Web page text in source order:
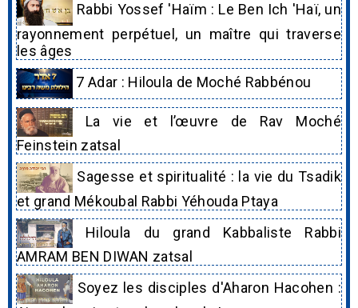
Rabbi Yossef 'Haïm : Le Ben Ich 'Haï, un
rayonnement perpétuel, un maître qui traverse
les âges
7 Adar : Hiloula de Moché Rabbénou
La vie et l’œuvre de Rav Moché
Feinstein zatsal
Sagesse et spiritualité : la vie du Tsadik
et grand Mékoubal Rabbi Yéhouda Ptaya
Hiloula du grand Kabbaliste Rabbi
AMRAM BEN DIWAN zatsal
Soyez les disciples d'Aharon Hacohen :